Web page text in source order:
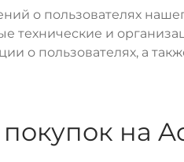
о пользователях
технические и
о пользователях, а
на